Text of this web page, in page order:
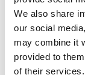
We also share
our social
may combine it
provided to
of their services.
Το σεμινάριο
πρωτοβάθμιας
οποίοι
Sway. Το Sway